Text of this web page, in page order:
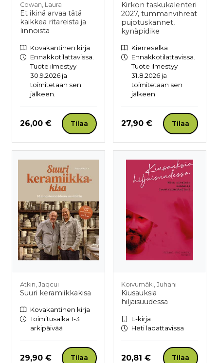
Cowan, Laura
Et ikinä arvaa tätä
kaikkea ritareista ja
linnoista
Kovakantinen kirja
Ennakkotilattavissa.
Tuote ilmestyy
30.9.2026 ja
toimitetaan sen
jälkeen.
Hinta nyt
26,00 € Tilaa
Kirkon taskukalenteri
2027, tummanvihreät
pujotuskannet,
kynäpidike
Kierreselkä
Ennakkotilattavissa.
Tuote ilmestyy
31.8.2026 ja
toimitetaan sen
jälkeen.
Hinta nyt
27,90 € Tilaa
Atkin, Jaqcui
Suuri keramiikkakisa
Kovakantinen kirja
Toimitusaika 1-3
arkipäivää
Hinta nyt
29,90 € Tilaa
Koivumäki, Juhani
Kiusauksia
hiljaisuudessa
E-kirja
Heti ladattavissa
Hinta nyt
20,81 € Tilaa